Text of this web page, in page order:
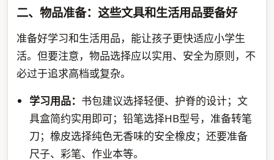
二、物品准备：这些文具和生活用品要备好
准备好学习和生活用品，能让孩子更快适应小学生
活。但要注意，物品选择应以实用、安全为原则，不
必过于追求高档或复杂。
学习用品： 书包建议选择轻便、护脊的设计；文
具盒简约实用即可；铅笔选择HB型号，准备转笔
刀；橡皮选择纯色无香味的安全橡皮；还要准备
尺子、彩笔、作业本等。